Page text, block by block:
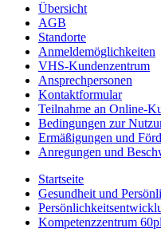
Übersicht
AGB
Standorte
Anmeldemöglichkeiten
VHS-Kundenzentrum
Ansprechpersonen
Kontaktformular
Teilnahme an Online-
Bedingungen zur
Ermäßigungen und
Anregungen und
Startseite
Gesundheit und
Kompetenzzentrum